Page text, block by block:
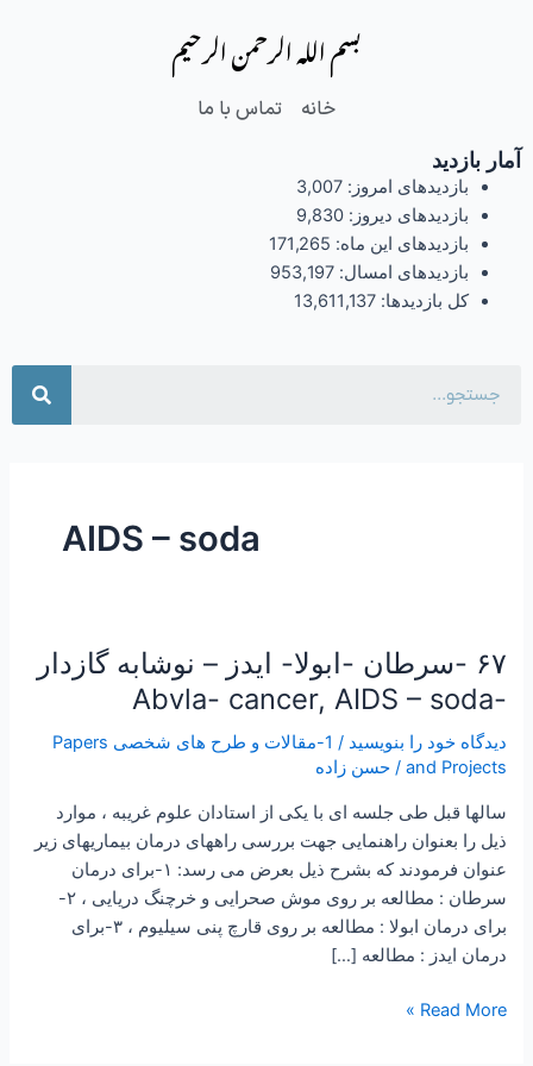
بسم الله الرحمن الرحیم
خانه تماس با ما
آمار بازدید
بازدیدهای امروز: 3,007
بازدیدهای دیروز: 9,830
بازدیدهای این ماه: 171,265
بازدیدهای امسال: 953,197
کل بازدیدها: 13,611,137
AIDS – soda
۶۷ -سرطان -ابولا- ایدز – نوشابه گازدار
-Abvla- cancer, AIDS – soda
دیدگاه‌ خود را بنویسید /
1-مقالات و طرح های شخصی Papers
and Projects
/حسن زاده
سالها قبل طی جلسه ای با یکی از استادان علوم غریبه ، موارد
ذیل را بعنوان راهنمایی جهت بررسی راههای درمان بیماریهای زیر
عنوان فرمودند که بشرح ذیل بعرض می رسد: ۱-برای درمان
سرطان : مطالعه بر روی موش صحرایی و خرچنگ دریایی ، ۲-
برای درمان ابولا : مطالعه بر روی قارچ پنی سیلیوم ، ۳-برای
درمان ایدز : مطالعه […]
۶۷
-سرطان
-ابولا-
ایدز
–
نوشابه
گازدار
Abvla-
cancer,
AIDS
soda
Read More »